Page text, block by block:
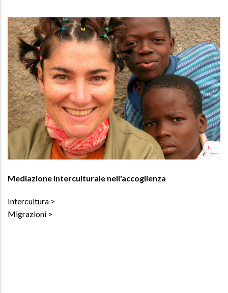
Mediazione interculturale nell'accoglienza
Intercultura
Migrazioni